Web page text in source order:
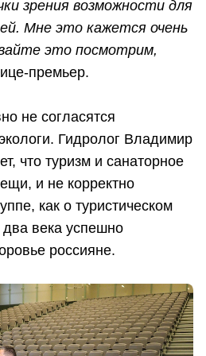
зрения возможности для
Мне это кажется очень
это посмотрим,
премьер.
не согласятся
Гидролог Владимир
что туризм и санаторное
и не корректно
как о туристическом
века успешно
россияне.